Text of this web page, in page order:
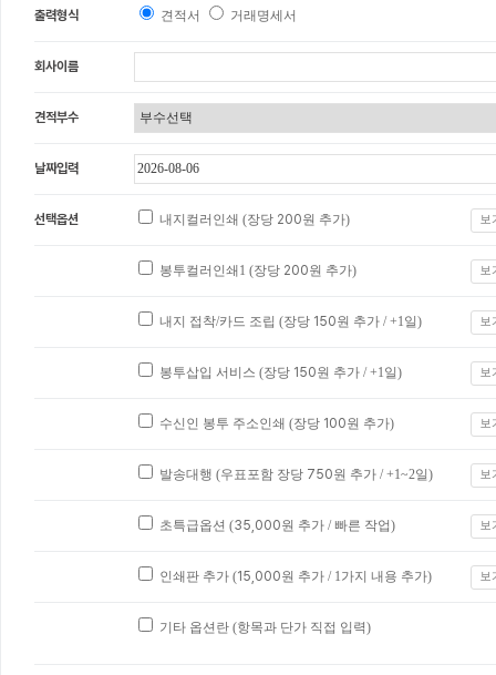
출력형식 견적서 거래명세서
회사이름
견적부수
날짜입력
선택옵션 내지컬러인쇄 (장당 200원 추가) 보
봉투컬러인쇄1 (장당 200원 추가) 보
내지 접착/카드 조립 (장당 150원 추가 / +1일) 보
봉투삽입 서비스 (장당 150원 추가 / +1일) 보
수신인 봉투 주소인쇄 (장당 100원 추가) 보
발송대행 (우표포함 장당 750원 추가 / +1~2일) 보
초특급옵션 (35,000원 추가 / 빠른 작업) 보
인쇄판 추가 (15,000원 추가 / 1가지 내용 추가) 보
기타 옵션란 (항목과 단가 직접 입력)